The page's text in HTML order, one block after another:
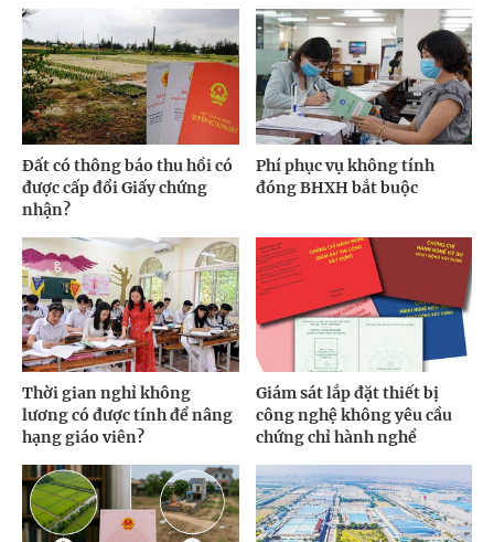
Đất có thông báo thu hồi có
được cấp đổi Giấy chứng
nhận?
Phí phục vụ không tính
đóng BHXH bắt buộc
Thời gian nghỉ không
lương có được tính để nâng
hạng giáo viên?
Giám sát lắp đặt thiết bị
công nghệ không yêu cầu
chứng chỉ hành nghề